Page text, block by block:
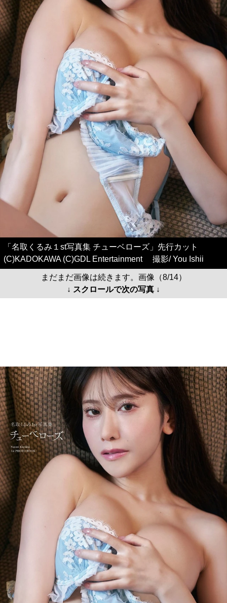
「名取くるみ１st写真集 チューベローズ」先行カット
(C)KADOKAWA (C)GDL Entertainment 撮影/ You Ishii
まだまだ画像は続きます。画像（8/14）
↓ スクロールで次の写真 ↓